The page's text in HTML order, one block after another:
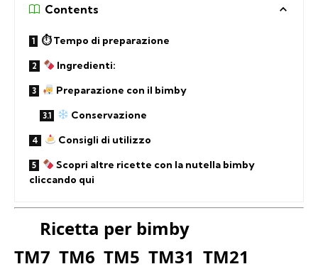
Contents
⏱ Tempo di preparazione
Ingredienti:
Preparazione con il bimby
Conservazione
Consigli di utilizzo
Scopri altre ricette con la nutella bimby
cliccando qui
Ricetta per bimby
TM7 TM6 TM5 TM31 TM21